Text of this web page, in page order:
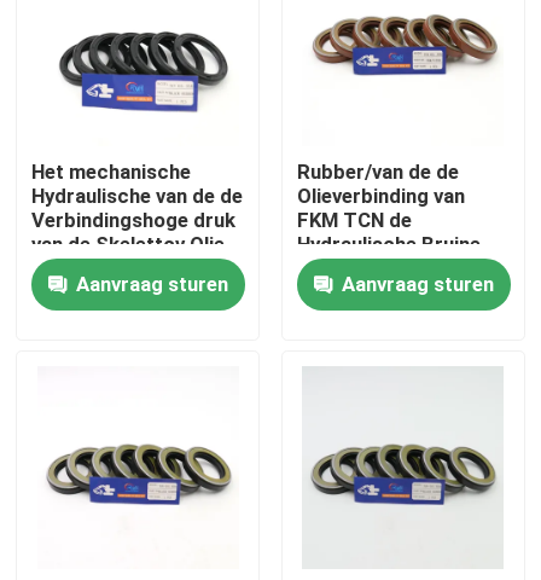
Fabrieksreis
Contacteer ons
Nieuws
De hydraulische uitrusting van de brekerverbinding
Het mechanische
Hydraulische van de de
Verbindingshoge druk
van de Skelettcv Olie
Rubbermateriaal
Aanvraag sturen
Rubber/van de de
Olieverbinding van
FKM TCN de
Hydraulische Bruine
Kleur voor
Graafwerktuig
Aanvraag sturen